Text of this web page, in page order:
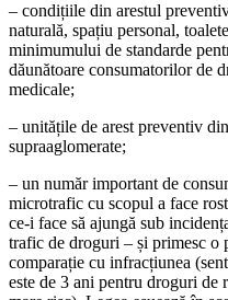
– condiț­iile din arestul
naturală, spaț­iu personal,
minimumului de standarde
dăunătoare consumatorilor de
medicale;
– unitățile de arest preventiv
supraaglomerate;
– un număr important de
microtrafic cu scopul a face
ce-i face să ajungă sub
trafic de droguri – și primesc o
comparaț­ie cu infracț­iunea
este de 3 ani pentru droguri de